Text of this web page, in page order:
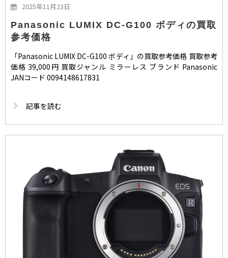
2025年11月23日
Panasonic LUMIX DC-G100 ボディの買取
参考価格
「Panasonic LUMIX DC-G100 ボディ」の買取参考価格 買取参考
価格 39,000円 買取ジャンル ミラーレス ブランド Panasonic
JANコード 0094148617831
記事を読む